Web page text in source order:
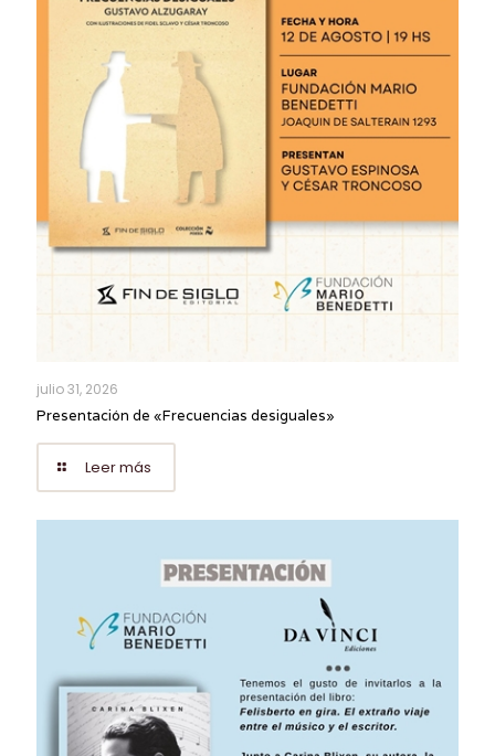
julio 31, 2026
Presentación de «Frecuencias desiguales»
Leer más